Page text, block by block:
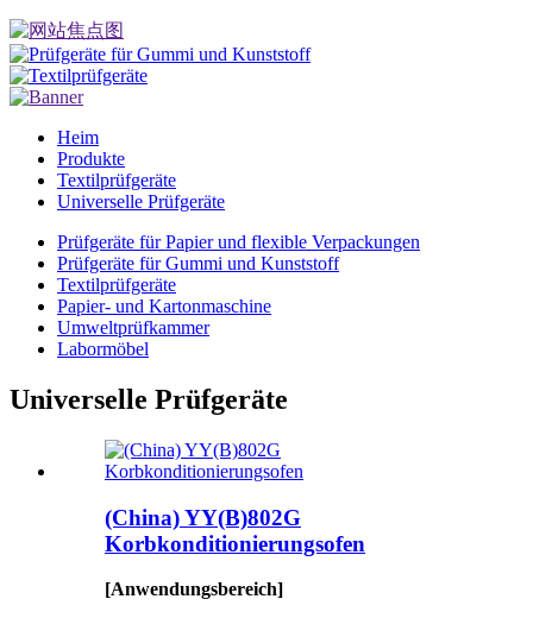
Heim
Produkte
Textilprüfgeräte
Universelle Prüfgeräte
Prüfgeräte für Papier und flexible Verpackungen
Prüfgeräte für Gummi und Kunststoff
Textilprüfgeräte
Papier- und Kartonmaschine
Umweltprüfkammer
Labormöbel
Universelle Prüfgeräte
(China) YY(B)802G
Korbkonditionierungsofen
[Anwendungsbereich]